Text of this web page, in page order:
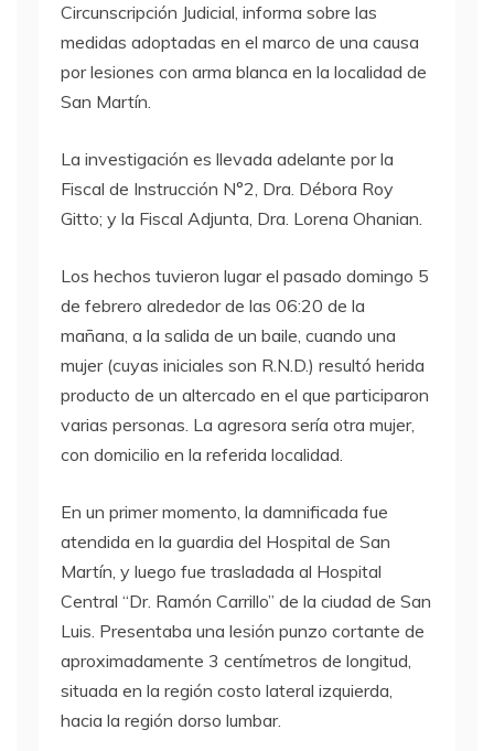
Circunscripción Judicial, informa sobre las
medidas adoptadas en el marco de una causa
por lesiones con arma blanca en la localidad de
San Martín.
La investigación es llevada adelante por la
Fiscal de Instrucción N°2, Dra. Débora Roy
Gitto; y la Fiscal Adjunta, Dra. Lorena Ohanian.
Los hechos tuvieron lugar el pasado domingo 5
de febrero alrededor de las 06:20 de la
mañana, a la salida de un baile, cuando una
mujer (cuyas iniciales son R.N.D.) resultó herida
producto de un altercado en el que participaron
varias personas. La agresora sería otra mujer,
con domicilio en la referida localidad.
En un primer momento, la damnificada fue
atendida en la guardia del Hospital de San
Martín, y luego fue trasladada al Hospital
Central “Dr. Ramón Carrillo” de la ciudad de San
Luis. Presentaba una lesión punzo cortante de
aproximadamente 3 centímetros de longitud,
situada en la región costo lateral izquierda,
hacia la región dorso lumbar.